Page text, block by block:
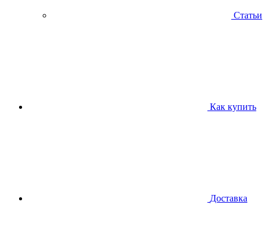
Статьи
Как купить
Доставка